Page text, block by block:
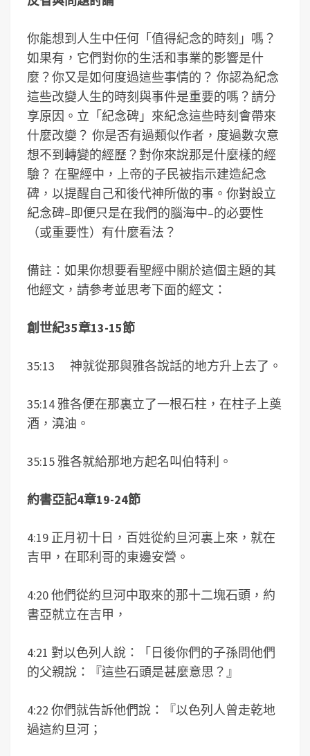
你能想到人生中任何「值得紀念的時刻」嗎？
如果有，它們對你的生活和事業的影響是什
麼？你又是如何度過這些事情的？ 你認為紀念
這些改變人生的時刻與事件是重要的嗎？請分
享原因。立「紀念碑」來紀念這些時刻會帶來
什麼改變？ 你是否有過類似作者，度過數次意
想不到轉變的經歷？對你來說那是什麼樣的經
驗？ 在聖經中，上帝的子民被指示建造紀念
碑，以提醒自己和後代神所做的事。你對設立
紀念碑–即便只是在我們的腦海中–的必要性
（或重要性）有什麼看法？
備註：如果你想要看聖經中關於這個主題的其
他經文，請參考並思考下面的經文：
創世紀35章13-15節
35:13 神就從那與雅各說話的地方升上去了。
35:14 雅各便在那裏立了一根石柱，在柱子上奠
酒，澆油。
35:15 雅各就給那地方起名叫伯特利。
約書亞記4章19-24節
4:19 正月初十日，百姓從約旦河裏上來，就在
吉甲，在耶利哥的東邊安營。
4:20 他們從約旦河中取來的那十二塊石頭，約
書亞就立在吉甲，
4:21 對以色列人說：「日後你們的子孫問他們
的父親說：『這些石頭是甚麼意思？』
4:22 你們就告訴他們說：『以色列人曾走乾地
過這約旦河；